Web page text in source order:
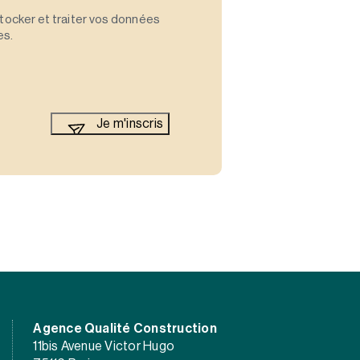
et traiter vos données
Agence Qualité Construction
11bis Avenue Victor Hugo